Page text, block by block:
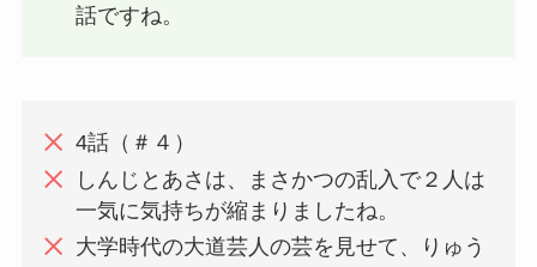
話ですね。
4話（＃４）
しんじとあさは、まさかつの乱入で２人は
一気に気持ちが縮まりましたね。
大学時代の大道芸人の芸を見せて、りゅう